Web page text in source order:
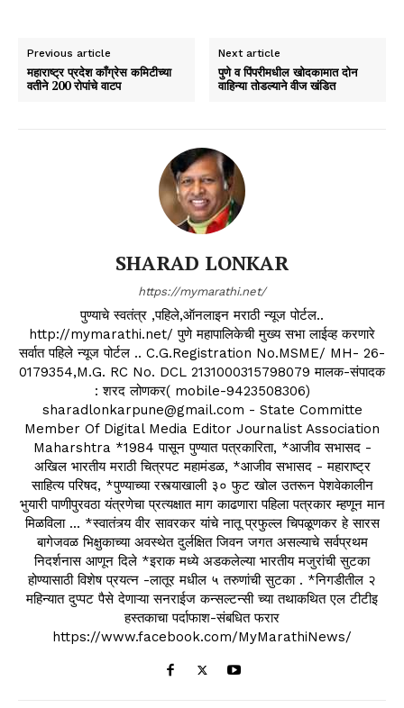
Previous article
महाराष्ट्र प्रदेश काँग्रेस कमिटीच्या
वतीने 200 रोपांचे वाटप
Next article
पुणे व पिंपरीमधील खोदकामात दोन
वाहिन्या तोडल्याने वीज खंडित
SHARAD LONKAR
https://mymarathi.net/
पुण्याचे स्वतंत्र ,पहिले,ऑनलाइन मराठी न्यूज पोर्टल..
http://mymarathi.net/ पुणे महापालिकेची मुख्य सभा लाईव्ह करणारे
सर्वात पहिले न्यूज पोर्टल .. C.G.Registration No.MSME/ MH- 26-
0179354,M.G. RC No. DCL 2131000315798079 मालक-संपादक
: शरद लोणकर( mobile-9423508306)
sharadlonkarpune@gmail.com - State Committe
Member Of Digital Media Editor Journalist Association
Maharshtra *1984 पासून पुण्यात पत्रकारिता, *आजीव सभासद -
अखिल भारतीय मराठी चित्रपट महामंडळ, *आजीव सभासद - महाराष्ट्र
साहित्य परिषद, *पुण्याच्या रस्त्याखाली ३० फुट खोल उतरून पेशवेकालीन
भुयारी पाणीपुरवठा यंत्रणेचा प्रत्यक्षात माग काढणारा पहिला पत्रकार म्हणून मान
मिळविला ... *स्वातंत्र्य वीर सावरकर यांचे नातू प्रफुल्ल चिपळूणकर हे सारस
बागेजवळ भिक्षुकाच्या अवस्थेत दुर्लक्षित जिवन जगत असल्याचे सर्वप्रथम
निदर्शनास आणून दिले *इराक मध्ये अडकलेल्या भारतीय मजुरांची सुटका
होण्यासाठी विशेष प्रयत्न -लातूर मधील ५ तरुणांची सुटका . *निगडीतील २
महिन्यात दुप्पट पैसे देणाऱ्या सनराईज कन्सल्टन्सी च्या तथाकथित एल टीटीइ
हस्तकाचा पर्दाफाश-संबधित फरार
https://www.facebook.com/MyMarathiNews/